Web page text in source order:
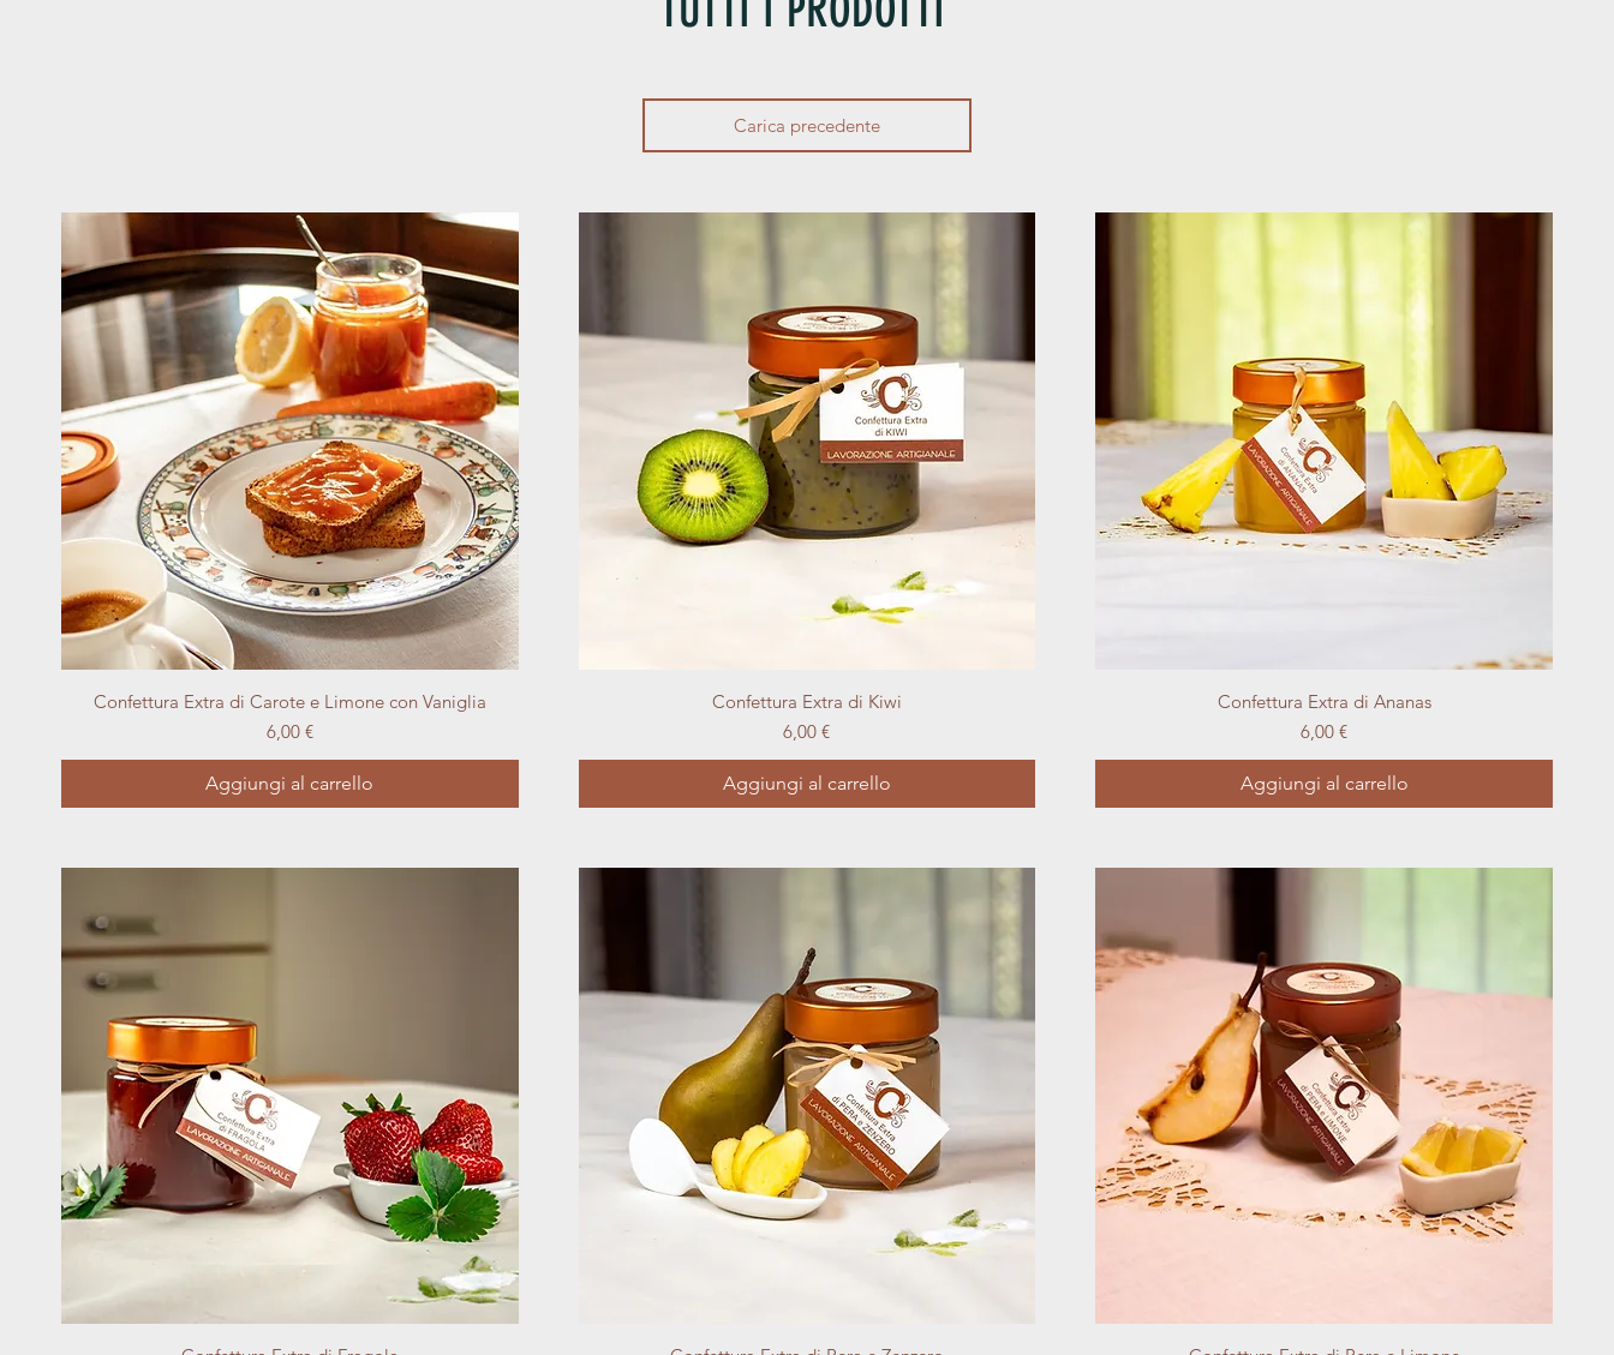
Carica precedente
Vista rapida
Confettura Extra di Carote e Limone con Vaniglia
Prezzo
6,00 €
Aggiungi al carrello
Vista rapida
Confettura Extra di Kiwi
Prezzo
6,00 €
Aggiungi al carrello
Vista rapida
Confettura Extra di Ananas
Prezzo
6,00 €
Aggiungi al carrello